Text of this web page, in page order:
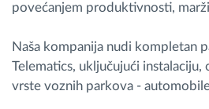
povećanjem produktivnosti,
Naša kompanija nudi kompletan
Telematics, uključujući instalaciju,
vrste voznih parkova -